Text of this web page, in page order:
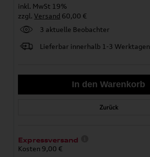
inkl. MwSt 19%
zzgl.Versand 60,00 €
3 aktuelle Beobachter
Lieferbar innerhalb 1-3 Werktagen
Zurück
Expressversand
Kosten 9,00 €